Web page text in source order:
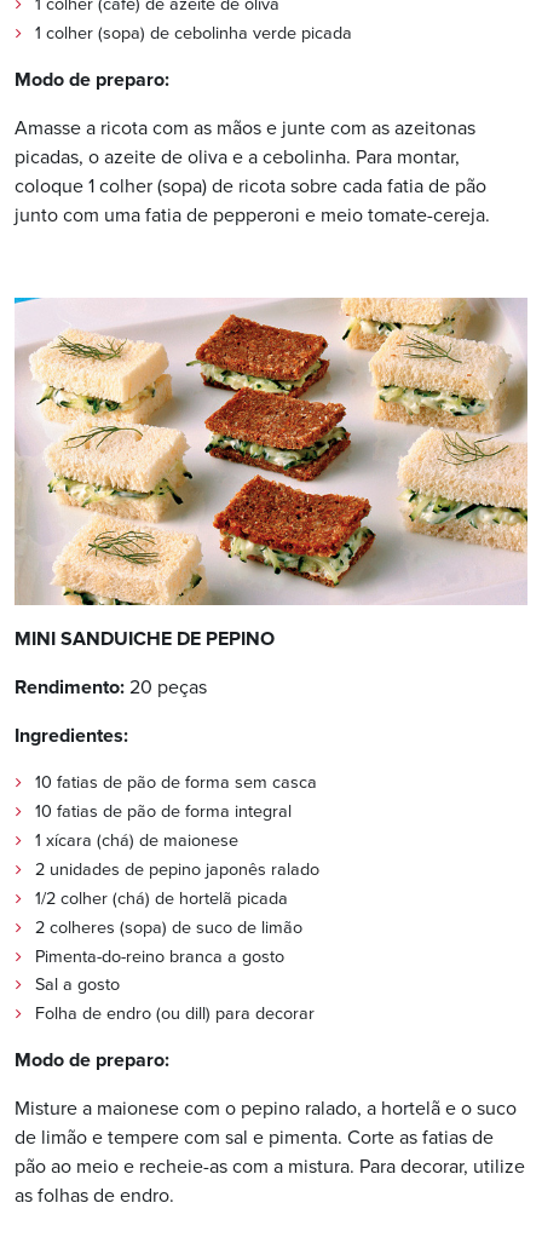
1 colher (café) de azeite de oliva
1 colher (sopa) de cebolinha verde picada
Modo de preparo:
Amasse a ricota com as mãos e junte com as azeitonas
picadas, o azeite de oliva e a cebolinha. Para montar,
coloque 1 colher (sopa) de ricota sobre cada fatia de pão
junto com uma fatia de pepperoni e meio tomate-cereja.
MINI SANDUICHE DE PEPINO
Rendimento: 20 peças
Ingredientes:
10 fatias de pão de forma sem casca
10 fatias de pão de forma integral
1 xícara (chá) de maionese
2 unidades de pepino japonês ralado
1/2 colher (chá) de hortelã picada
2 colheres (sopa) de suco de limão
Pimenta-do-reino branca a gosto
Sal a gosto
Folha de endro (ou dill) para decorar
Modo de preparo:
Misture a maionese com o pepino ralado, a hortelã e o suco
de limão e tempere com sal e pimenta. Corte as fatias de
pão ao meio e recheie-as com a mistura. Para decorar, utilize
as folhas de endro.